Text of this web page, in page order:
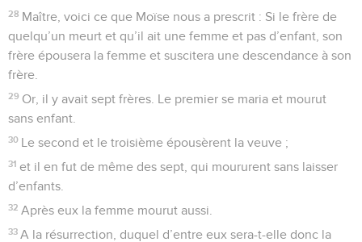
28 Maître, voici ce que Moïse nous a prescrit : Si le frère de
quelqu’un meurt et qu’il ait une femme et pas d’enfant, son
frère épousera la femme et suscitera une descendance à son
frère.
29 Or, il y avait sept frères. Le premier se maria et mourut
sans enfant.
30 Le second et le troisième épousèrent la veuve ;
31 et il en fut de même des sept, qui moururent sans laisser
d’enfants.
32 Après eux la femme mourut aussi.
33 A la résurrection, duquel d’entre eux sera-t-elle donc la